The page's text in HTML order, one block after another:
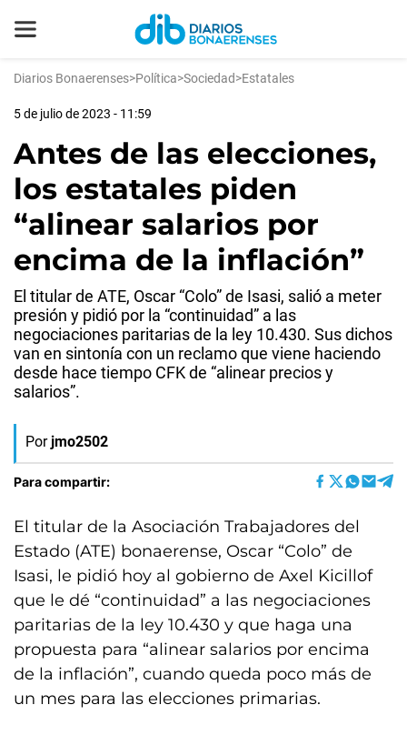
Diarios Bonaerenses>Política>Sociedad>Estatales
5 de julio de 2023 - 11:59
Antes de las elecciones,
los estatales piden
“alinear salarios por
encima de la inflación”
El titular de ATE, Oscar “Colo” de Isasi, salió a meter
presión y pidió por la “continuidad” a las
negociaciones paritarias de la ley 10.430. Sus dichos
van en sintonía con un reclamo que viene haciendo
desde hace tiempo CFK de “alinear precios y
salarios”.
Por jmo2502
Para compartir:
El titular de la Asociación Trabajadores del
Estado (ATE) bonaerense, Oscar “Colo” de
Isasi, le pidió hoy al gobierno de Axel Kicillof
que le dé “continuidad” a las negociaciones
paritarias de la ley 10.430 y que haga una
propuesta para “alinear salarios por encima
de la inflación”, cuando queda poco más de
un mes para las elecciones primarias.